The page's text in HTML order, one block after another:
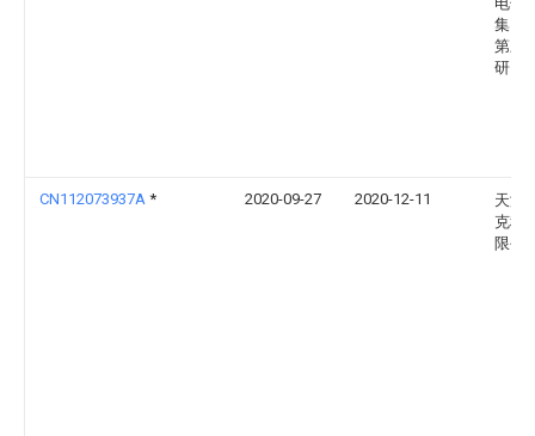
集团
第三
研究
CN112073937A * 2020-09-27 2020-12-11
天津
克科
限公